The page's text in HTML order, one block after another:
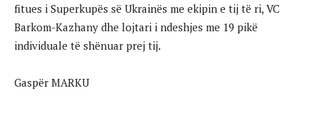
fitues i Superkupës së Ukrainës me ekipin e tij të ri, VC
Barkom-Kazhany dhe lojtari i ndeshjes me 19 pikë
individuale të shënuar prej tij.
Gaspër MARKU